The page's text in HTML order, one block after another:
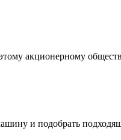
акционерному
и подобрать